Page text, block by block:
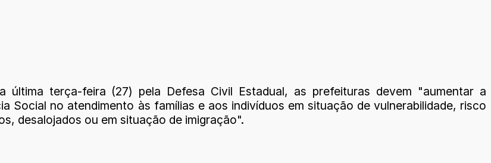
terça-feira (27) pela Defesa Civil Estadual, as prefeituras devem "aumentar a
Social no atendimento às famílias e aos indivíduos em situação de vulnerabilidade, risco
desalojados ou em situação de imigração".